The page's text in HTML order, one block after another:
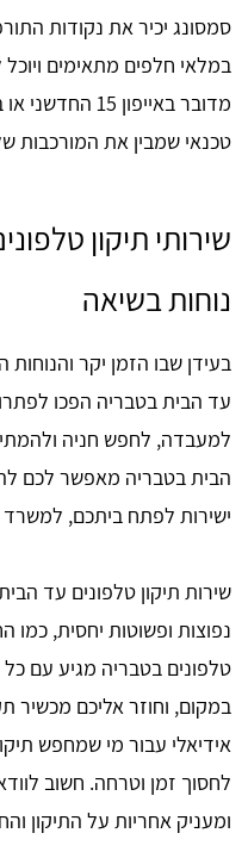
סמסונג יכיר את נקודות
במלאי חלפים מתאימים
טכנאי שמבין את המורכבות
שירותי תיקון
נוחות בשיאה
בעידן שבו הזמן יקר והנוחות
עד הבית בטבריה הפכו
למעבדה, לחפש חניה
הבית בטבריה מאפשר לכם
ישירות לפתח ביתכם,
שירות תיקון טלפונים עד
נפוצות ופשוטות יחסית,
טלפונים בטבריה מגיע עם
במקום, וחוזר אליכם מכשיר
אידיאלי עבור מי שמחפש
לחסוך זמן וטרחה. חשוב
ומעניק אחריות על התיקון